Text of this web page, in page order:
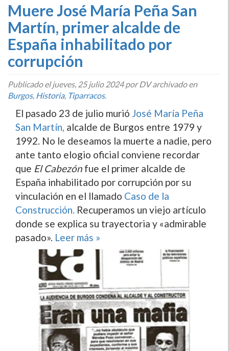
Muere José María Peña San
Martín, primer alcalde de
España inhabilitado por
corrupción
Publicado eljueves, 25 julio 2024por DV archivado en
Burgos, Historia, Tiparracos.
El pasado 23 de julio murió José María Peña
San Martín, alcalde de Burgos entre 1979 y
1992. No le deseamos la muerte a nadie, pero
ante tanto elogio oficial conviene recordar
que El Cabezón fue el primer alcalde de
España inhabilitado por corrupción por su
vinculación en el llamado Caso de la
Construcción. Recuperamos un viejo artículo
donde se explica su trayectoria y «admirable
pasado». Leer más »